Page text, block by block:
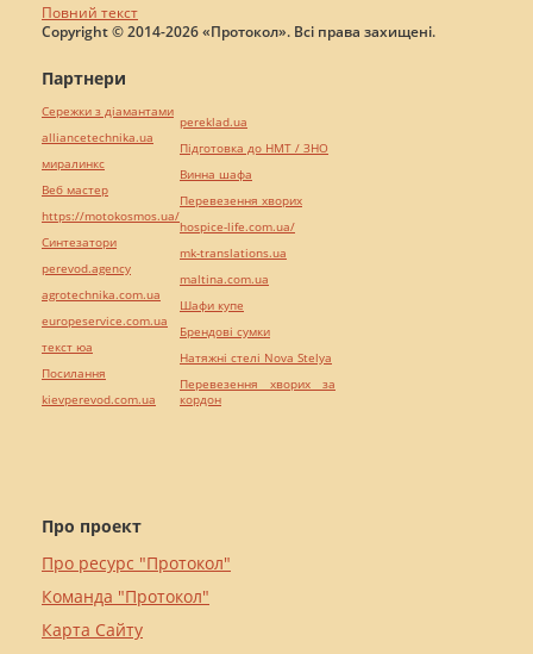
Повний текст
Copyright © 2014-2026 «Протокол». Всі права захищені.
Про проект
Про ресурс "Протокол"
Команда "Протокол"
Карта Сайту
Партнери
Сережки з діамантами
alliancetechnika.ua
миралинкс
Веб мастер
https://motokosmos.ua/
Синтезатори
perevod.agency
agrotechnika.com.ua
europeservice.com.ua
текст юа
Посилання
kievperevod.com.ua
pereklad.ua
Підготовка до НМТ / ЗНО
Винна шафа
Перевезення хворих
hospice-life.com.ua/
mk-translations.ua
maltina.com.ua
Шафи купе
Брендові сумки
Натяжні стелі Nova Stelya
Перевезення хворих за
кордон